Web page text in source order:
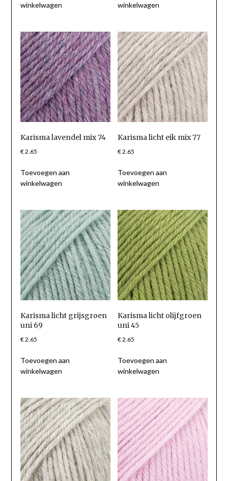
winkelwagen
winkelwagen
Karisma lavendel mix 74
€2.65
Toevoegen aan
winkelwagen
Karisma licht eik mix 77
€2.65
Toevoegen aan
winkelwagen
Karisma licht grijsgroen
uni 69
€2.65
Toevoegen aan
winkelwagen
Karisma licht olijfgroen
uni 45
€2.65
Toevoegen aan
winkelwagen